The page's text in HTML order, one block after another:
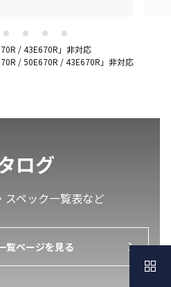
/ 43E670R」非対応
/50E670R / 43E670R」非対応
ログ
スペック一覧表など
覧ページを見る